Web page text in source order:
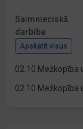
Saimnieciskā
darbība
Apskatīt visus
02.10 Mežkopība
02.10 Mežkopība